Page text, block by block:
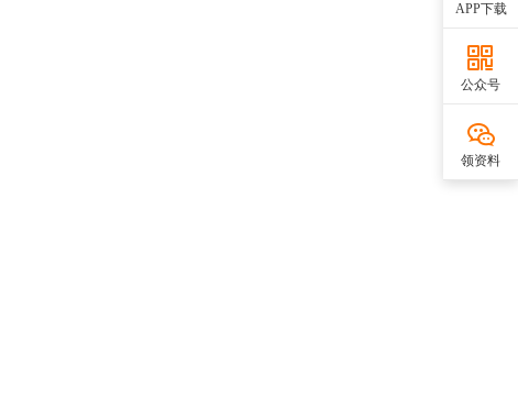
APP下载
公众号
领资料